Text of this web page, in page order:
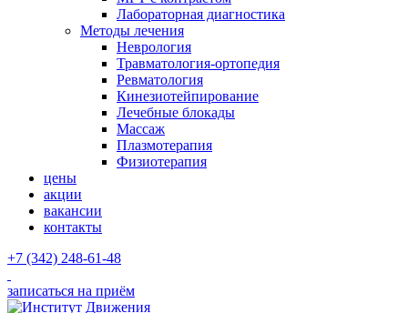
Лабораторная диагностика
Методы лечения
Неврология
Травматология-ортопедия
Ревматология
Кинезиотейпирование
Лечебные блокады
Массаж
Плазмотерапия
Физиотерапия
цены
акции
вакансии
контакты
+7 (342) 248-61-48
записаться на приём